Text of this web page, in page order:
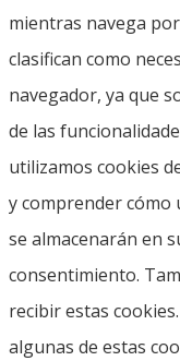
mientras navega
clasifican como
navegador, ya que
de las
utilizamos cookies
y comprender cómo
se almacenarán en
consentimiento.
recibir estas
algunas de estas